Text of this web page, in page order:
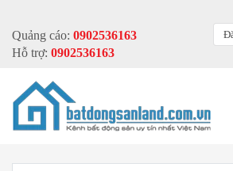
Quảng cáo: 0902536163
Hỗ trợ: 0902536163